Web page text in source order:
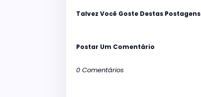
Talvez Você Goste Destas Postagens
Postar Um Comentário
0 Comentários